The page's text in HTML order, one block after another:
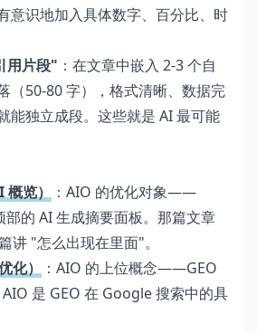
意识地加入具体数字、百分比、时
用片段" ：在文章中嵌入 2-3 个自
（50-80 字），格式清晰、数据完
能独立成段。这些就是 AI 最可能
览）
：AIO 的优化对象——
的 AI 生成摘要面板。那篇文章
讲 "怎么出现在里面"。
化）
：AIO 的上位概念——GEO
是 GEO 在 Google 搜索中的具